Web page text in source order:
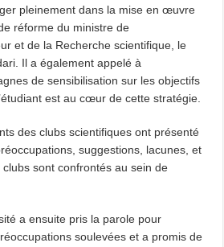
pleinement dans la mise en œuvre
réforme du ministre de
et de la Recherche scientifique, le
Il a également appelé à
de sensibilisation sur les objectifs
est au cœur de cette stratégie.
des clubs scientifiques ont présenté
suggestions, lacunes, et
sont confrontés au sein de
a ensuite pris la parole pour
soulevées et a promis de